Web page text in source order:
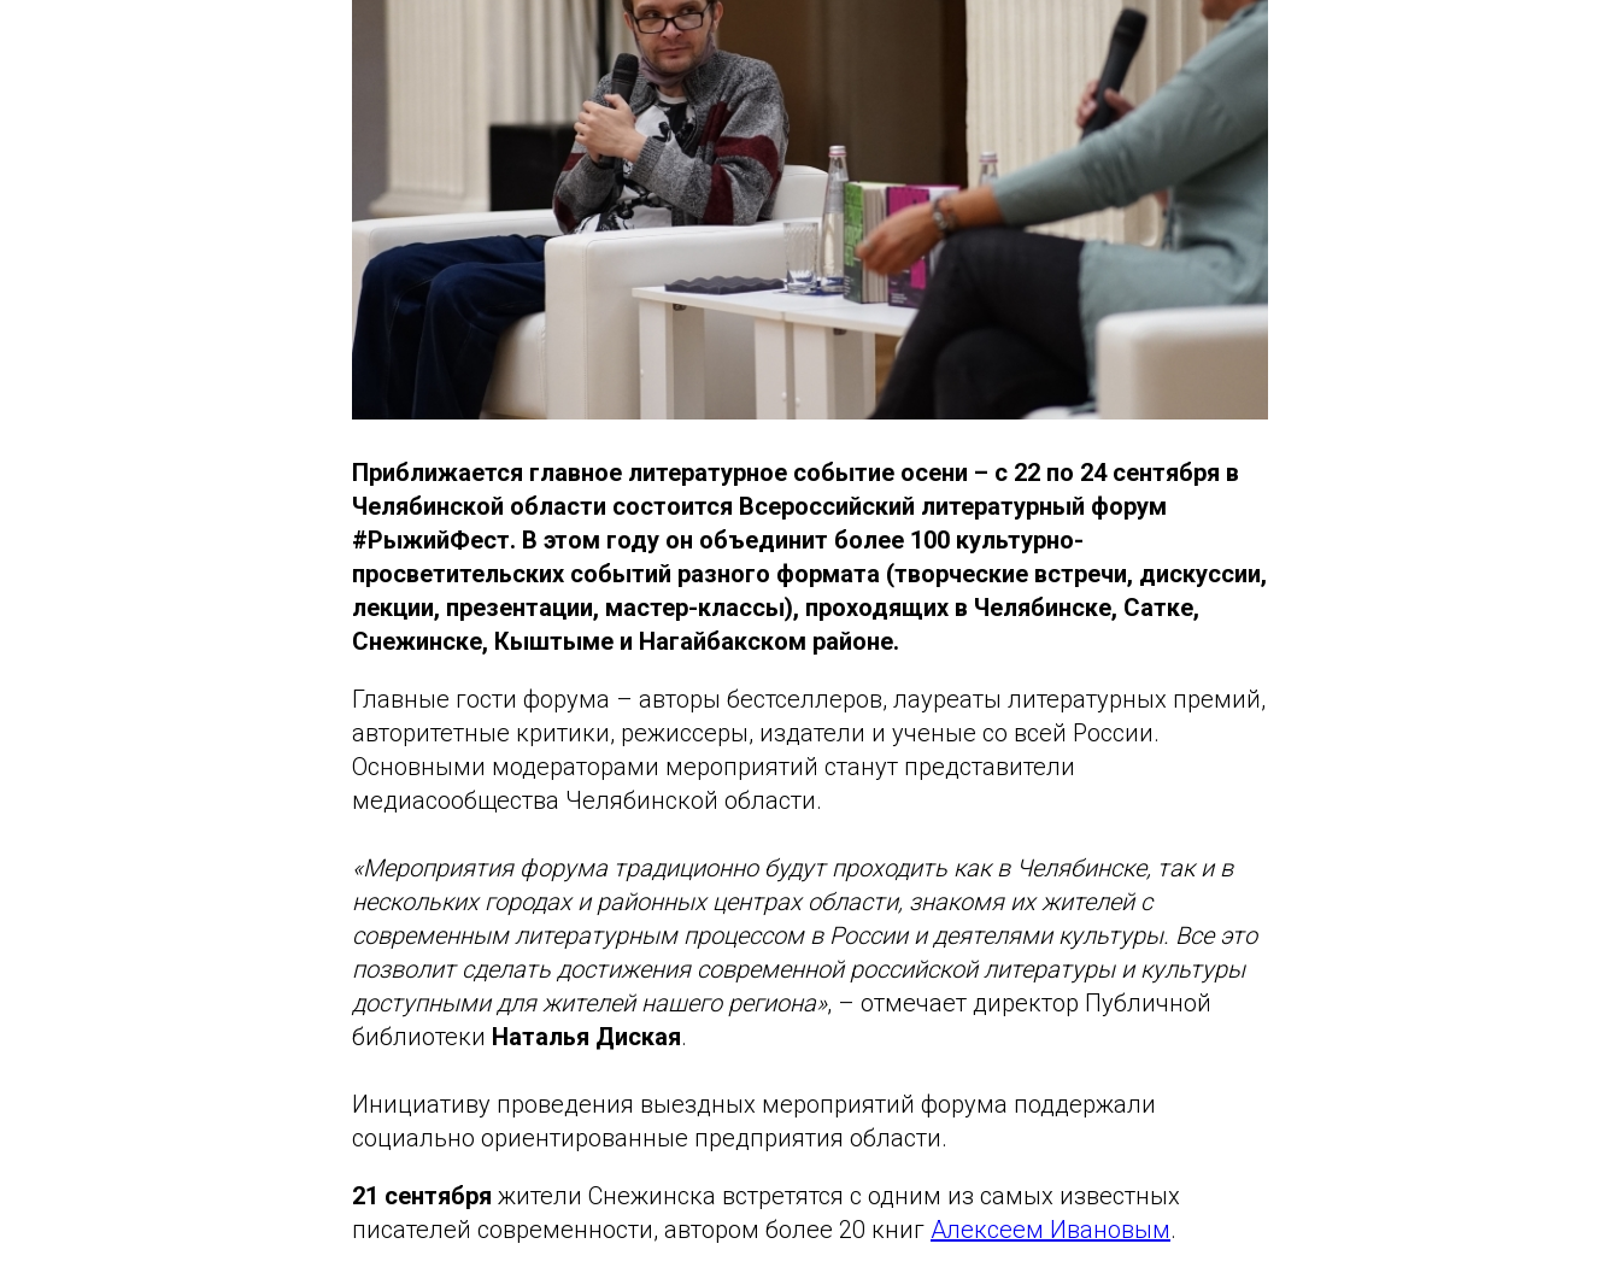
Приближается главное литературное событие осени – с 22 по 24 сентября в
Челябинской области состоится Всероссийский литературный форум
#РыжийФест. В этом году он объединит более 100 культурно-
просветительских событий разного формата (творческие встречи, дискуссии,
лекции, презентации, мастер-классы), проходящих в Челябинске, Сатке,
Снежинске, Кыштыме и Нагайбакском районе.
Главные гости форума – авторы бестселлеров, лауреаты литературных премий,
авторитетные критики, режиссеры, издатели и ученые со всей России.
Основными модераторами мероприятий станут представители
медиасообщества Челябинской области.
«Мероприятия форума традиционно будут проходить как в Челябинске, так и в
нескольких городах и районных центрах области, знакомя их жителей с
современным литературным процессом в России и деятелями культуры. Все это
позволит сделать достижения современной российской литературы и культуры
доступными для жителей нашего региона», – отмечает директор Публичной
библиотеки Наталья Диская.
Инициативу проведения выездных мероприятий форума поддержали
социально ориентированные предприятия области.
21 сентября жители Снежинска встретятся с одним из самых известных
писателей современности, автором более 20 книг Алексеем Ивановым.